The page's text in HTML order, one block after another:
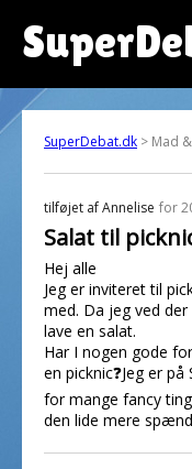
SuperDebat.dk > Mad
tilføjet afAnnelise for
Salat til
Hej alle
Jeg er inviteret til
med. Da jeg ved
lave en salat.
Har I nogen gode
en picknic❓Jeg er
for mange fancy
den lide mere